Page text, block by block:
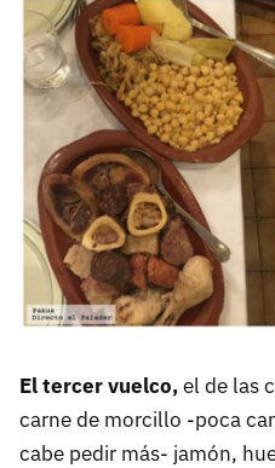
El tercer vuelco,el de las
carne de morcillo -poca
cabe pedir más- jamón,